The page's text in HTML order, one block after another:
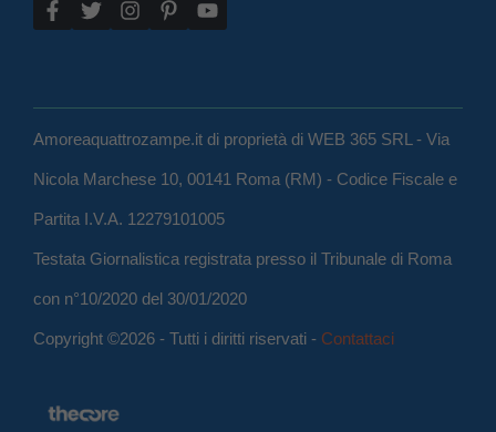
Amoreaquattrozampe.it di proprietà di WEB 365 SRL - Via
Nicola Marchese 10, 00141 Roma (RM) - Codice Fiscale e
Partita I.V.A. 12279101005
Testata Giornalistica registrata presso il Tribunale di Roma
con n°10/2020 del 30/01/2020
Copyright ©2026 - Tutti i diritti riservati - Contattaci